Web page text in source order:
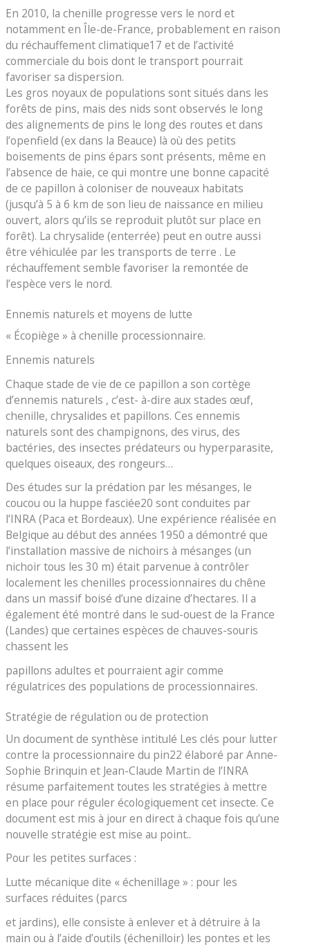
En 2010, la chenille progresse vers le nord et
notamment en Île-de-France, probablement en raison
du réchauffement climatique17 et de l’activité
commerciale du bois dont le transport pourrait
favoriser sa dispersion.
Les gros noyaux de populations sont situés dans les
forêts de pins, mais des nids sont observés le long
des alignements de pins le long des routes et dans
l’openfield (ex dans la Beauce) là où des petits
boisements de pins épars sont présents, même en
l’absence de haie, ce qui montre une bonne capacité
de ce papillon à coloniser de nouveaux habitats
(jusqu’à 5 à 6 km de son lieu de naissance en milieu
ouvert, alors qu’ils se reproduit plutôt sur place en
forêt). La chrysalide (enterrée) peut en outre aussi
être véhiculée par les transports de terre . Le
réchauffement semble favoriser la remontée de
l’espèce vers le nord.
Ennemis naturels et moyens de lutte
« Écopiège » à chenille processionnaire.
Ennemis naturels
Chaque stade de vie de ce papillon a son cortège
d’ennemis naturels , c’est- à-dire aux stades œuf,
chenille, chrysalides et papillons. Ces ennemis
naturels sont des champignons, des virus, des
bactéries, des insectes prédateurs ou hyperparasite,
quelques oiseaux, des rongeurs…
Des études sur la prédation par les mésanges, le
coucou ou la huppe fasciée20 sont conduites par
l’INRA (Paca et Bordeaux). Une expérience réalisée en
Belgique au début des années 1950 a démontré que
l’installation massive de nichoirs à mésanges (un
nichoir tous les 30 m) était parvenue à contrôler
localement les chenilles processionnaires du chêne
dans un massif boisé d’une dizaine d’hectares. Il a
également été montré dans le sud-ouest de la France
(Landes) que certaines espèces de chauves-souris
chassent les
papillons adultes et pourraient agir comme
régulatrices des populations de processionnaires.
Stratégie de régulation ou de protection
Un document de synthèse intitulé Les clés pour lutter
contre la processionnaire du pin22 élaboré par Anne-
Sophie Brinquin et Jean-Claude Martin de l’INRA
résume parfaitement toutes les stratégies à mettre
en place pour réguler écologiquement cet insecte. Ce
document est mis à jour en direct à chaque fois qu’une
nouvelle stratégie est mise au point..
Pour les petites surfaces :
Lutte mécanique dite « échenillage » : pour les
surfaces réduites (parcs
et jardins), elle consiste à enlever et à détruire à la
main ou à l’aide d’outils (échenilloir) les pontes et les